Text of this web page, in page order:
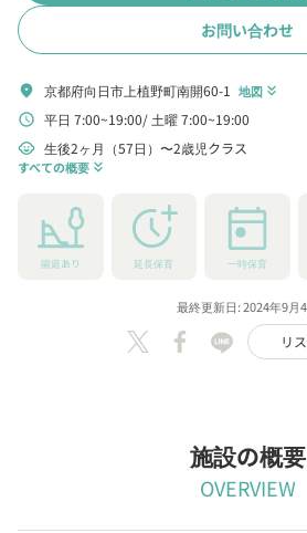
お問い合わせ
location_on 京都府向日市上植野町南開60-1 地図 keyboard_double_arrow_down
schedule 平日 7:00~19:00 土曜 7:00~19:00
child_care 生後2ヶ月（57日）〜2歳児クラス
すべての概要 keyboard_double_arrow_down
園庭あり 延長保育 一時保育
最終更新日: 2024年9月
リ
施設の概要
OVERVIEW